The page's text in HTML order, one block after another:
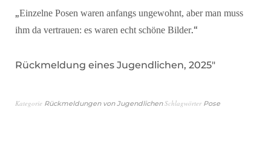
„Einzelne Posen waren anfangs ungewohnt, aber man muss
ihm da vertrauen: es waren echt schöne Bilder.“
Rückmeldung eines Jugendlichen, 2025″
Kategorie Rückmeldungen von Jugendlichen Schlagwörter Pose